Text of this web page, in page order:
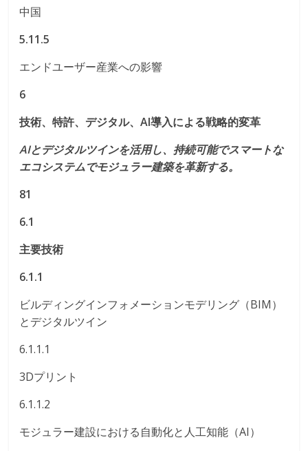
中国
5.11.5
エンドユーザー産業への影響
6
技術、特許、デジタル、AI導入による戦略的変革
AIとデジタルツインを活用し、持続可能でスマートな
エコシステムでモジュラー建築を革新する。
81
6.1
主要技術
6.1.1
ビルディングインフォメーションモデリング（BIM）
とデジタルツイン
6.1.1.1
3Dプリント
6.1.1.2
モジュラー建設における自動化と人工知能（AI）